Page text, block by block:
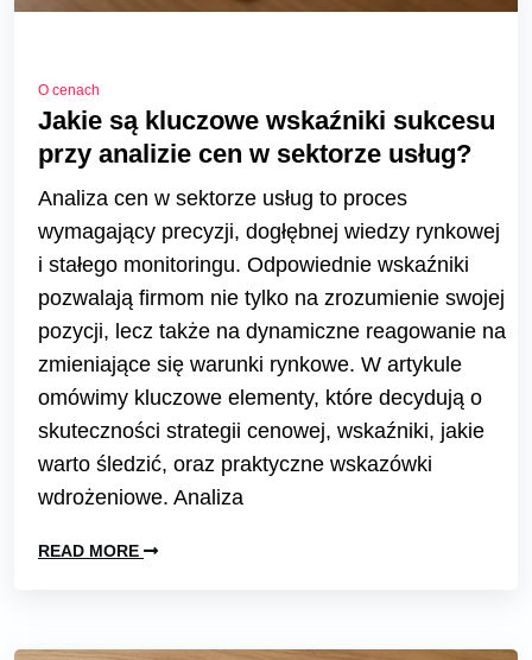
O cenach
Jakie są kluczowe wskaźniki sukcesu
przy analizie cen w sektorze usług?
Analiza cen w sektorze usług to proces
wymagający precyzji, dogłębnej wiedzy rynkowej
i stałego monitoringu. Odpowiednie wskaźniki
pozwalają firmom nie tylko na zrozumienie swojej
pozycji, lecz także na dynamiczne reagowanie na
zmieniające się warunki rynkowe. W artykule
omówimy kluczowe elementy, które decydują o
skuteczności strategii cenowej, wskaźniki, jakie
warto śledzić, oraz praktyczne wskazówki
wdrożeniowe. Analiza
READ MORE